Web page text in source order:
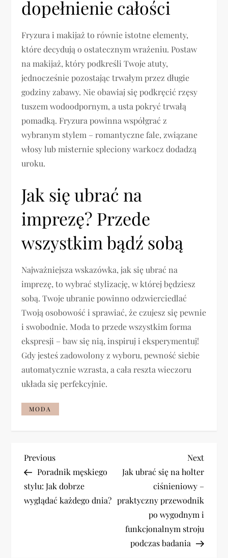
dopełnienie całości
Fryzura i makijaż to równie istotne elementy,
które decydują o ostatecznym wrażeniu. Postaw
na makijaż, który podkreśli Twoje atuty,
jednocześnie pozostając trwałym przez długie
godziny zabawy. Nie obawiaj się podkręcić rzęsy
tuszem wodoodpornym, a usta pokryć trwałą
pomadką. Fryzura powinna współgrać z
wybranym stylem – romantyczne fale, związane
włosy lub misternie spleciony warkocz dodadzą
uroku.
Jak się ubrać na
imprezę? Przede
wszystkim bądź sobą
Najważniejsza wskazówka, jak się ubrać na
imprezę, to wybrać stylizację, w której będziesz
sobą. Twoje ubranie powinno odzwierciedlać
Twoją osobowość i sprawiać, że czujesz się pewnie
i swobodnie. Moda to przede wszystkim forma
ekspresji – baw się nią, inspiruj i eksperymentuj!
Gdy jesteś zadowolony z wyboru, pewność siebie
automatycznie wzrasta, a cała reszta wieczoru
układa się perfekcyjnie.
MODA
N
a
w
Previous
Post
Previous
Poradnik męskiego
stylu: Jak dobrze
wyglądać każdego dnia?
Next
Post
Next
Jak ubrać się na holter
ciśnieniowy –
praktyczny przewodnik
po wygodnym i
funkcjonalnym stroju
podczas badania